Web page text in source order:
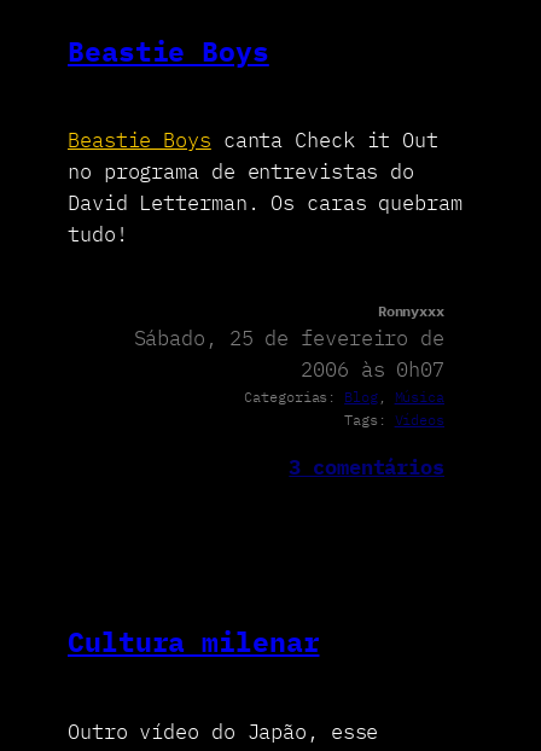
Beastie Boys
Beastie Boys canta Check it Out
no programa de entrevistas do
David Letterman. Os caras quebram
tudo!
Ronnyxxx
Sábado, 25 de fevereiro de
2006 às 0h07
Categorias: Blog, Música
Tags: Vídeos
3 comentários
Cultura milenar
Outro vídeo do Japão, esse